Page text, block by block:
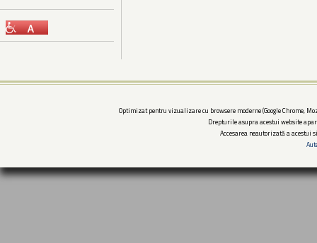
Optimizat pentru vizualizare cu browsere moderne (Google Chrome,
Drepturile asupra acestui website
Accesarea neautorizată a acestui